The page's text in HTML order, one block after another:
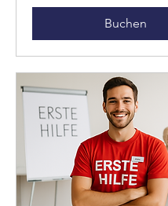
Buchen